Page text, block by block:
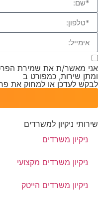
אני מאשר/ת את שמירת
ומתן שירות, כמפורט ב
לבקש לעדכן או למחוק את
שירותי ניקיון למשרדים
ניקיון משרדים
ניקיון משרדים מקצועי
ניקיון משרדים הייטק